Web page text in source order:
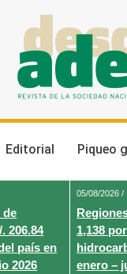
Editorial Piqueo
de
206.84
país en
2026
05/08/2026 /
1,138
enero –